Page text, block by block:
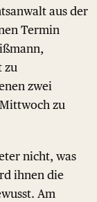
aus der
Termin
zu
zwei
zu
nicht, was
ihnen die
Am